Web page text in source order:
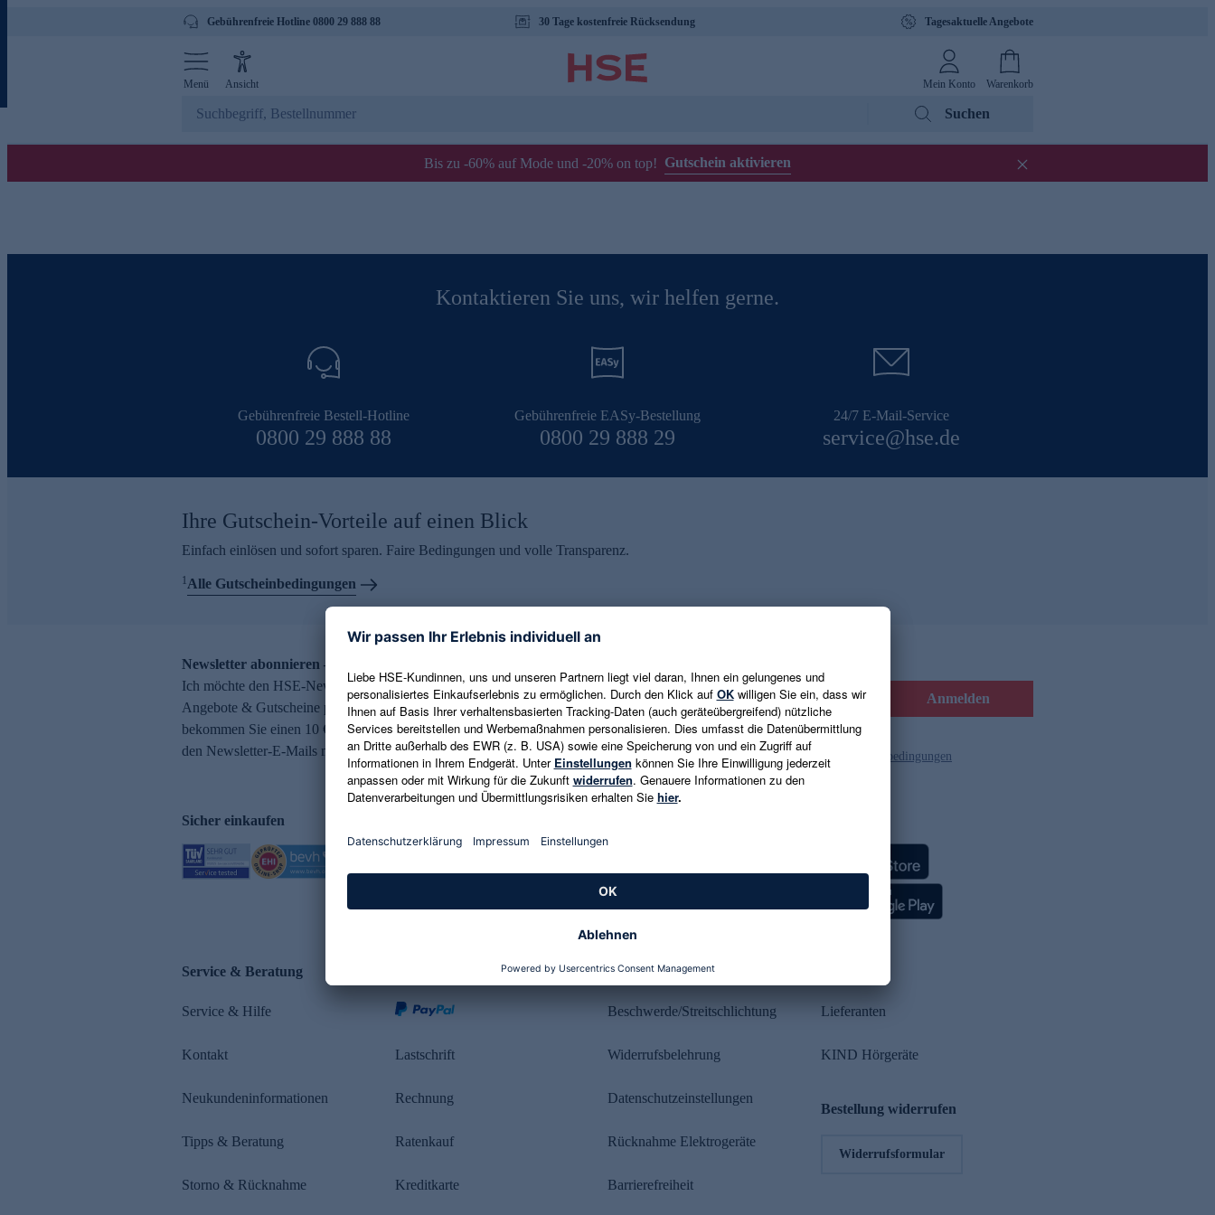
Gebührenfreie Hotline 0800 29 888 88 30 Tage kostenfreie Rücksendung Tagesaktuelle Angebote
Menü Ansicht Mein Konto Warenkorb
Suchen
Bis zu -60% auf Mode und -20% on top! Gutschein aktivieren
Kontaktieren Sie uns, wir helfen gerne.
Gebührenfreie Bestell-Hotline
0800 29 888 88
Gebührenfreie EASy-Bestellung
0800 29 888 29
24/7 E-Mail-Service
service@hse.de
Ihre Gutschein-Vorteile auf einen Blick
Einfach einlösen und sofort sparen. Faire Bedingungen und volle Transparenz.
1Alle Gutscheinbedingungen
Newsletter abonnieren – 10 € Gutschein erhalten
Ich möchte den HSE-Newsletter abonnieren und aktuelle Trends,
Angebote & Gutscheine per E-Mail erhalten. Als Dankeschön
bekommen Sie einen 10 € Gutschein. Eine Abmeldung ist jederzeit in
den Newsletter-E-Mails möglich.
E-Mail-Adresse eingeben Anmelden
Es gelten die Datenschutzrichtlinien und die Gutscheinbedingungen
Sicher einkaufen
Service & Beratung
Service & Hilfe
Kontakt
Neukundeninformationen
Tipps & Beratung
Storno & Rücknahme
Lastschrift
Rechnung
Ratenkauf
Kreditkarte
Rechtliches
Beschwerde/Streitschlichtung
Widerrufsbelehrung
Datenschutzeinstellungen
Rücknahme Elektrogeräte
Barrierefreiheit
Lieferanten
KIND Hörgeräte
Bestellung widerrufen
Widerrufsformular